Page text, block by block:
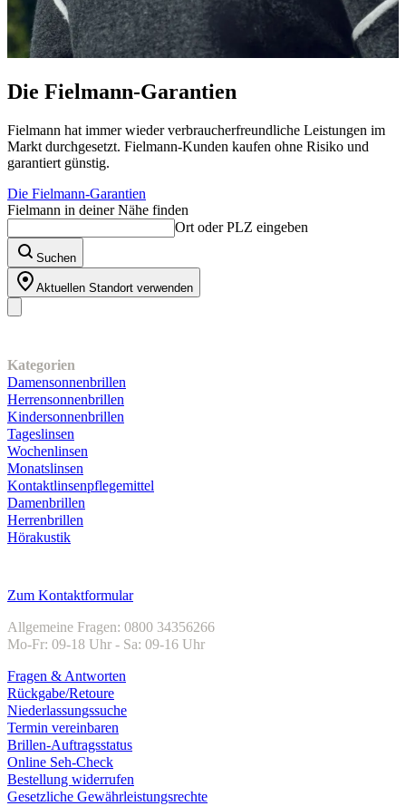
Die Fielmann-Garantien
Fielmann hat immer wieder verbraucherfreundliche Leistungen im
Markt durchgesetzt. Fielmann-Kunden kaufen ohne Risiko und
garantiert günstig.
Die Fielmann-Garantien
Fielmann in deiner Nähe finden
Ort oder PLZ eingeben
Suchen
Aktuellen Standort verwenden
Kategorien
Damensonnenbrillen
Herrensonnenbrillen
Kindersonnenbrillen
Tageslinsen
Wochenlinsen
Monatslinsen
Kontaktlinsenpflegemittel
Damenbrillen
Herrenbrillen
Hörakustik
Zum Kontaktformular
Allgemeine Fragen: 0800 34356266
Mo-Fr: 09-18 Uhr - Sa: 09-16 Uhr
Fragen & Antworten
Rückgabe/Retoure
Niederlassungssuche
Termin vereinbaren
Brillen-Auftragsstatus
Online Seh-Check
Bestellung widerrufen
Gesetzliche Gewährleistungsrechte